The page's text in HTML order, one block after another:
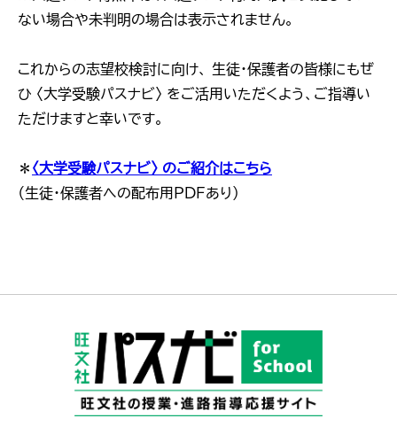
ない場合や未判明の場合は表示されません。
これからの志望校検討に向け、 生徒・保護者の皆様にもぜ
ひ 〈大学受験パスナビ〉 をご活用いただくよう、ご指導い
ただけますと幸いです。
＊ 〈大学受験パスナビ〉 のご紹介はこちら
（生徒・保護者への配布用PDFあり）